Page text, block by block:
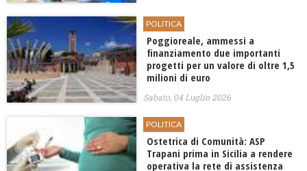
POLITICA
Poggioreale, ammessi a
finanziamento due importanti
progetti per un valore di oltre 1,5
milioni di euro
Sabato, 04 Luglio 2026
POLITICA
Ostetrica di Comunità: ASP
Trapani prima in Sicilia a rendere
operativa la rete di assistenza